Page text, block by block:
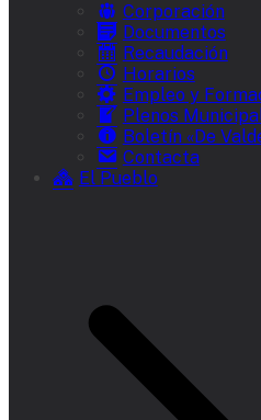
Corporación
Documentos
Recaudación
Horarios
Empleo y
Plenos
Boletín «De
Contacta
El Pueblo